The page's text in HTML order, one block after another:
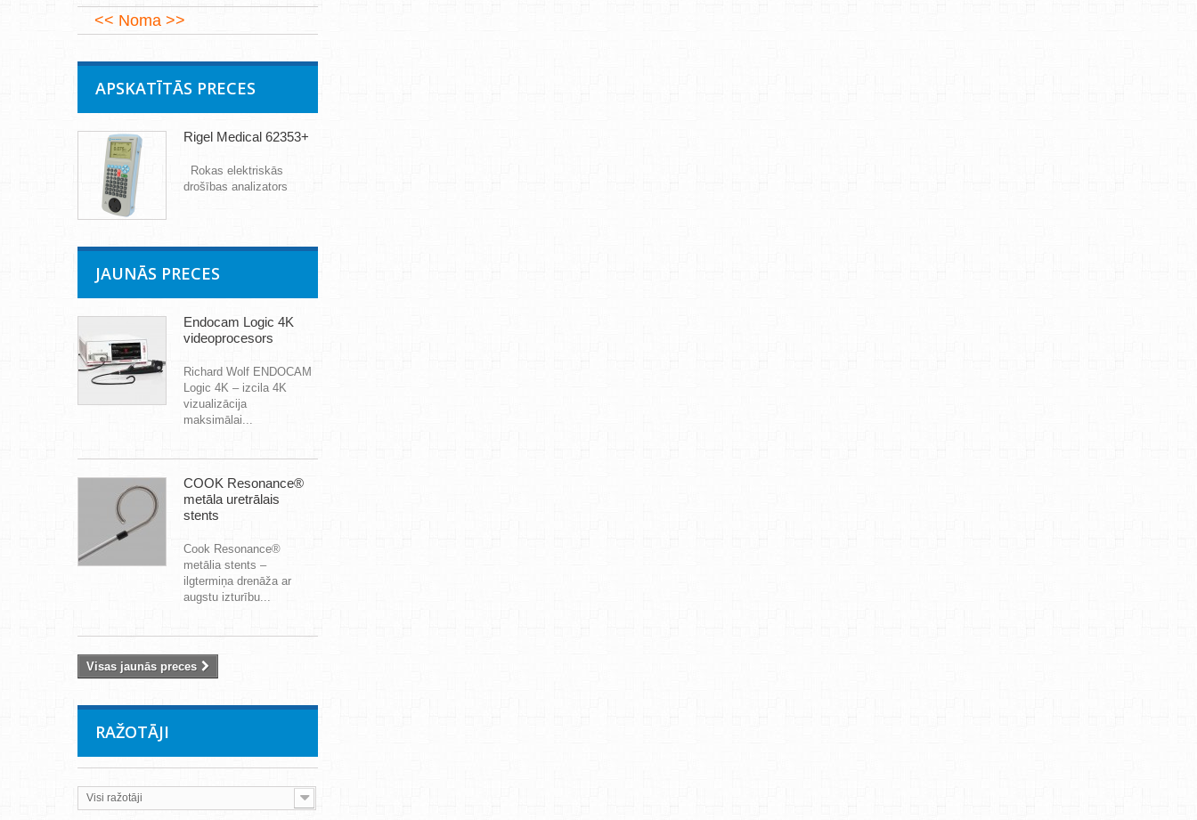
Noma
APSKATĪTĀS PRECES
Rigel Medical 62353+
Rokas elektriskās
drošības analizators
JAUNĀS PRECES
Endocam Logic 4K
videoprocesors
Richard Wolf ENDOCAM
Logic 4K – izcila 4K
vizualizācija
maksimālai...
COOK Resonance®
metāla uretrālais
stents
Cook Resonance®
metālia stents –
ilgtermiņa drenāža ar
augstu izturību...
Visas jaunās preces
RAŽOTĀJI
Visi ražotāji